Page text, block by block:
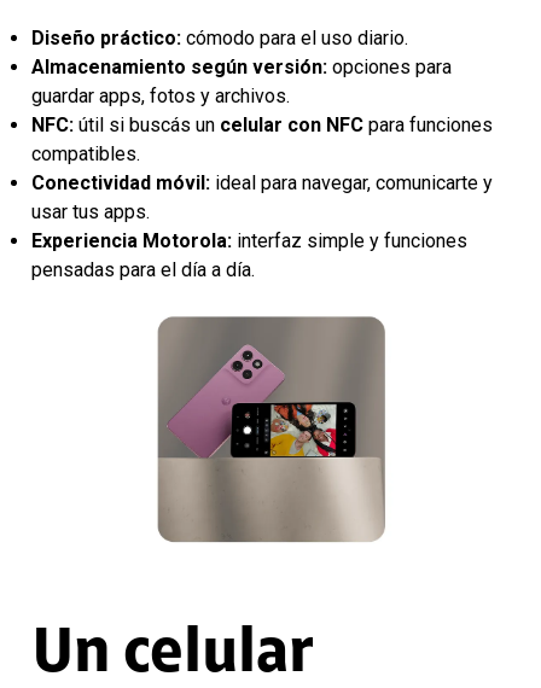
Diseño práctico: cómodo para el uso diario.
Almacenamiento según versión: opciones para
guardar apps, fotos y archivos.
NFC: útil si buscás un celular con NFC para funciones
compatibles.
Conectividad móvil: ideal para navegar, comunicarte y
usar tus apps.
Experiencia Motorola: interfaz simple y funciones
pensadas para el día a día.
Un celular